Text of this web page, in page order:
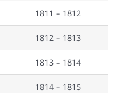
1811 – 1812
1812 – 1813
1813 – 1814
1814 – 1815